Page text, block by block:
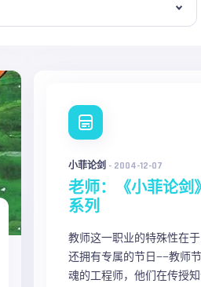
小菲论剑 - 2004-12-07
老师：《小菲论剑
系列
教师这一职业的特殊性在于
还拥有专属的节日——教师
魂的工程师，他们在传授